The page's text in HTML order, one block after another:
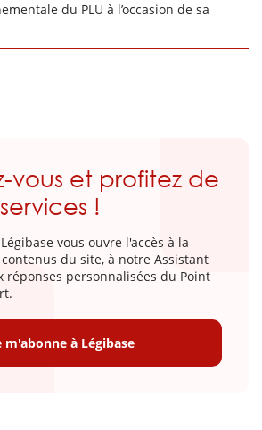
du PLU à l’occasion de sa
vous et profitez de
!
vous ouvre l'accès à la
du site, à notre Assistant
réponses personnalisées du Point
m'abonne à Légibase